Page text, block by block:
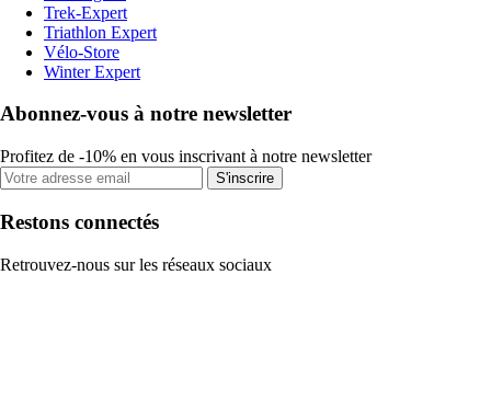
Trek-Expert
Triathlon Expert
Vélo-Store
Winter Expert
Abonnez-vous à notre newsletter
Profitez de -10% en vous inscrivant à notre newsletter
S'inscrire
Restons connectés
Retrouvez-nous sur les réseaux sociaux